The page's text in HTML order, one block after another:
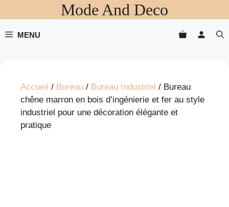
au
contenu
Mode And Deco
MENU
Accueil / Bureau / Bureau Industriel / Bureau
chêne marron en bois d’ingénierie et fer au style
industriel pour une décoration élégante et
pratique